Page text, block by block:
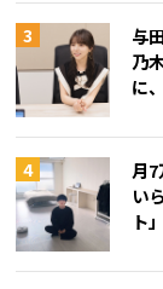
与
乃
に
月
い
ト